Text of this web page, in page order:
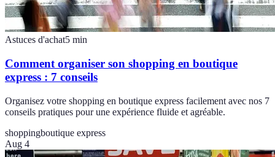
Astuces d'achat5 min
Comment organiser son shopping en boutique
express : 7 conseils
Organisez votre shopping en boutique express facilement avec nos 7
conseils pratiques pour une expérience fluide et agréable.
shoppingboutique express
Aug 4